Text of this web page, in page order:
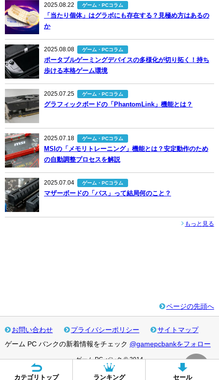
2025.08.22 ゲーム・PCコラム
「当たり個体」はグラボにも存在する？見極め方はあるの
か
2025.08.08 ゲーム・PCコラム
ポータブルゲーミングデバイスの多様化が切り拓く！持ち
歩ける本格ゲーム環境
2025.07.25 ゲーム・PCコラム
グラフィックボードの「PhantomLink」機能とは？
2025.07.18 ゲーム・PCコラム
MSIの「メモリトレーニング」機能とは？安定動作のため
の自動調整プロセスを解説
2025.07.04 ゲーム・PCコラム
マザーボードの「バス」って結局何のこと？
もっと見る
ページの先頭へ
お問い合わせ プライバシーポリシー
サイトマップ
ゲーム PC バンクの新着情報をチェック @gamepcbankをフォロー
ゲーム PC バンク © 2014
カテゴリトップ ランキング セール